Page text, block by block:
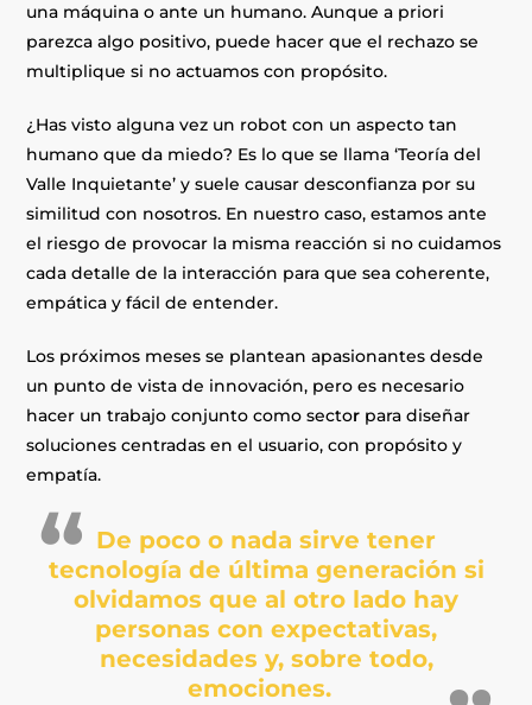
una máquina o ante un humano. Aunque a priori
parezca algo positivo, puede hacer que el rechazo se
multiplique si no actuamos con propósito.
¿Has visto alguna vez un robot con un aspecto tan
humano que da miedo? Es lo que se llama ‘Teoría del
Valle Inquietante’ y suele causar desconfianza por su
similitud con nosotros. En nuestro caso, estamos ante
el riesgo de provocar la misma reacción si no cuidamos
cada detalle de la interacción para que sea coherente,
empática y fácil de entender.
Los próximos meses se plantean apasionantes desde
un punto de vista de innovación, pero es necesario
hacer un trabajo conjunto como sector para diseñar
soluciones centradas en el usuario, con propósito y
empatía.
De poco o nada sirve tener
tecnología de última generación si
olvidamos que al otro lado hay
personas con expectativas,
necesidades y, sobre todo,
emociones.